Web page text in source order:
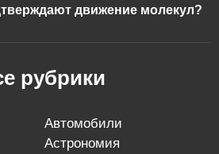
движение молекул?
рубрики
автомобили
астрономия